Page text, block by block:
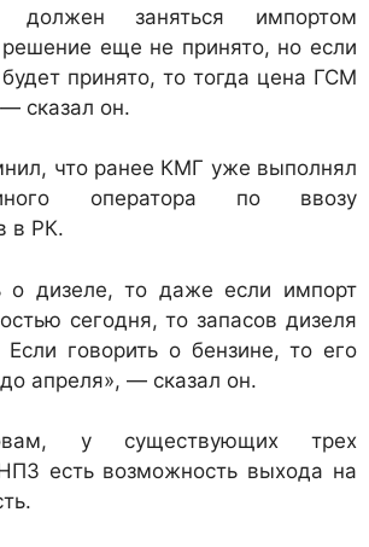
должен заняться импортом
решение еще не принято, но если
принято, то тогда цена ГСМ
сказал он.
что ранее КМГ уже выполнял
оператора по ввозу
в РК.
о дизеле, то даже если импорт
сегодня, то запасов дизеля
говорить о бензине, то его
апреля», — сказал он.
у существующих трех
НПЗ есть возможность выхода на